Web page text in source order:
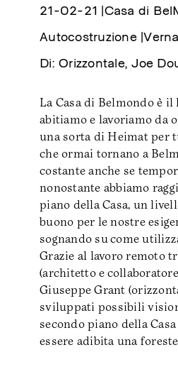
21-02-21 |Casa di
Autocostruzione |
Di: Orizzontale, Joe
La Casa di Belmondo è il
abitiamo e lavoriamo da
una sorta di Heimat per
che ormai tornano a
costante anche se
nonostante abbiamo
piano della Casa, un
buono per le nostre
sognando su come
Grazie al lavoro remoto
(architetto e
Giuseppe Grant
sviluppati possibili
secondo piano della
essere adibita una
🌐 Belmondo
🌎 BelMondo
🔊 DigiPaese
😊 Belmondo
🖤 Publishing
🎧 Immersuoni
🌿Belmondo
Educazione
🔀 Crossings EXT
🔥 Crossings
🚪 Workshops
🌱 Workshops
🥗 Workshops